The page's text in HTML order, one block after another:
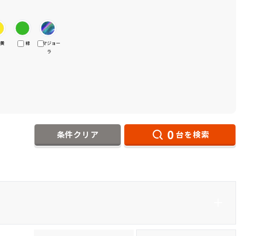
黄 緑
マジョー
ラ
条件クリア 0 台を検索